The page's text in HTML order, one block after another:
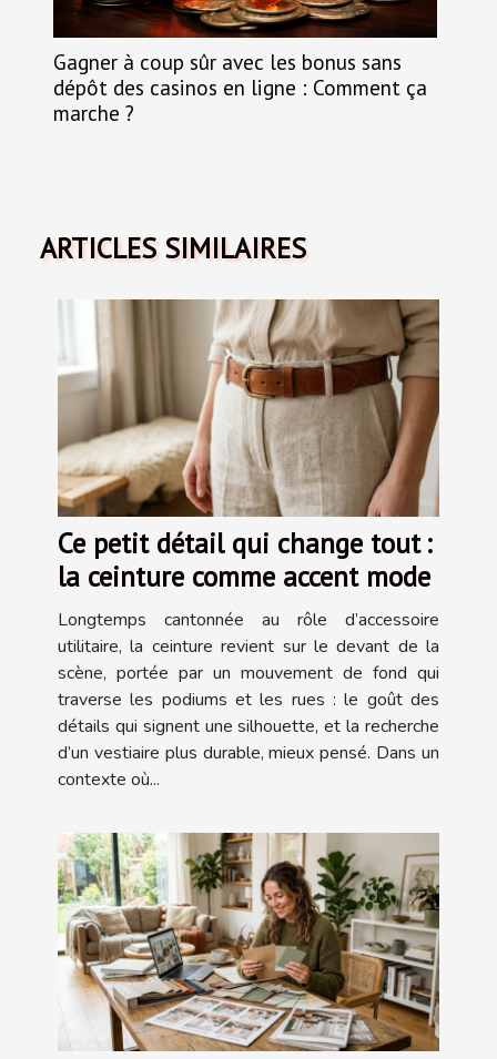
Gagner à coup sûr avec les bonus sans
dépôt des casinos en ligne : Comment ça
marche ?
ARTICLES SIMILAIRES
Ce petit détail qui change tout :
la ceinture comme accent mode
Longtemps cantonnée au rôle d’accessoire
utilitaire, la ceinture revient sur le devant de la
scène, portée par un mouvement de fond qui
traverse les podiums et les rues : le goût des
détails qui signent une silhouette, et la recherche
d’un vestiaire plus durable, mieux pensé. Dans un
contexte où...